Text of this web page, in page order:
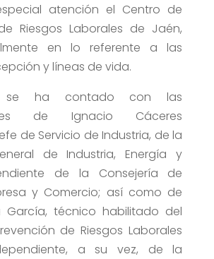
atención el Centro de
Riesgos Laborales de Jaén,
en lo referente a las
y líneas de vida.
se ha contado con las
de Ignacio Cáceres
de Servicio de Industria, de la
de Industria, Energía y
de la Consejería de
y Comercio; así como de
García, técnico habilitado del
de Riesgos Laborales
a su vez, de la